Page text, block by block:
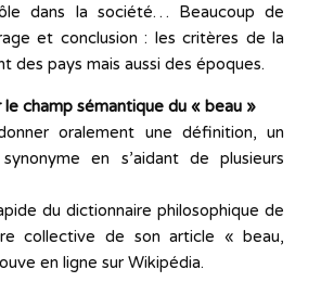
dans la société… Beaucoup de
et conclusion : les critères de la
des pays mais aussi des époques.
le champ sémantique du « beau »
oralement une définition, un
en s’aidant de plusieurs
du dictionnaire philosophique de
collective de son article « beau,
en ligne sur Wikipédia.